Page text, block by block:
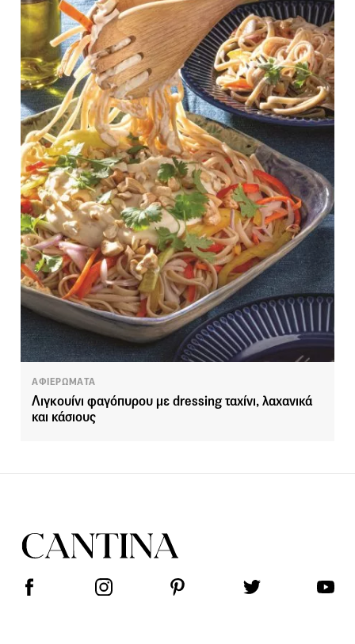
ΑΦΙΕΡΩΜΑΤΑ
Λιγκουίνι φαγόπυρου με dressing ταχίνι, λαχανικά
και κάσιους